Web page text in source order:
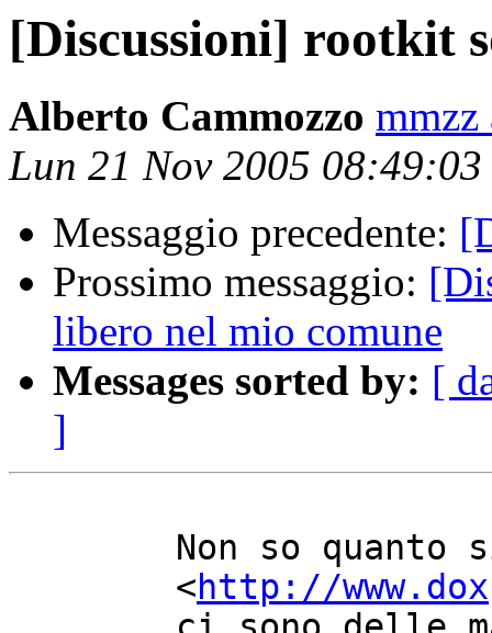
[Discussioni] rootkit
Alberto Cammozzo mmzz
Lun 21 Nov 2005 08:49:03
Messaggio precedente:
Prossimo messaggio:
libero nel mio comune
Messages sorted by: [
]
	<
http://